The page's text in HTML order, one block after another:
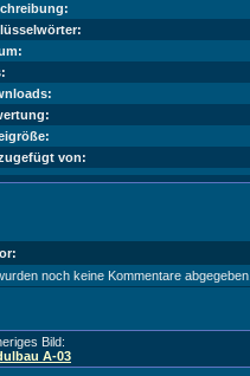
von:
noch keine Kommentare abgegeben.
Bild:
A-03